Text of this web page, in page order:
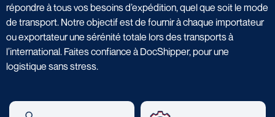
répondre à tous vos besoins d’expédition, quel que soit le mode
de transport. Notre objectif est de fournir à chaque importateur
ou exportateur une sérénité totale lors des transports à
l’international. Faites confiance à DocShipper, pour une
logistique sans stress.